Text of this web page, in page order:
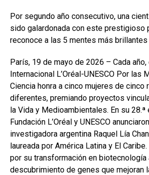
ce
b
o
o
k
at
s
p
p
ke
dI
m
p
ar
tir
Por segundo año consecutivo, una
sido galardonada con este prestigioso
reconoce a las 5 mentes más brillantes
París, 19 de mayo de 2026 – Cada
Internacional L’Oréal-UNESCO Por las
Ciencia honra a cinco mujeres de cinco
diferentes, premiando proyectos
la Vida y Medioambientales. En su 28.ª
Fundación L’Oréal y UNESCO
investigadora argentina Raquel Lía
laureada por América Latina y El
por su transformación en biotecnología
descubrimiento de genes que mejoran